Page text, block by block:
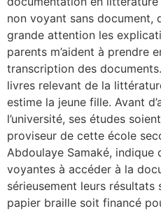
non voyant sans document,
grande attention les
parents m’aident à prendre
transcription des
livres relevant de la
estime la jeune fille. Avant
l’université, ses études
proviseur de cette école
Abdoulaye Samaké,
voyantes à accéder à la
sérieusement leurs
papier braille soit financé